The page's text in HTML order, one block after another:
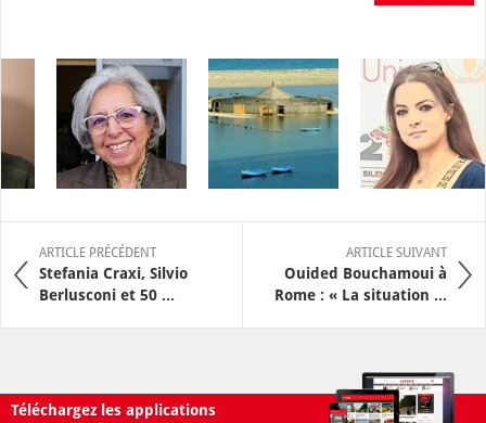
ARTICLE PRÉCÉDENT
Stefania Craxi, Silvio
Berlusconi et 50 ...
ARTICLE SUIVANT
Ouided Bouchamoui à
Rome : « La situation ...
Téléchargez les applications